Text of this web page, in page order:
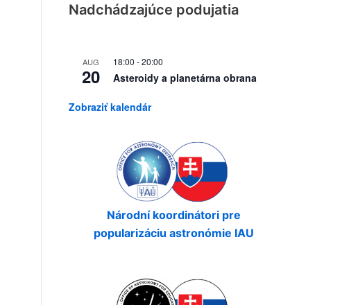
Nadchádzajúce podujatia
AUG
20
18:00 -20:00
Asteroidy a planetárna obrana
Zobraziť kalendár
Národní koordinátori pre
popularizáciu astronómie IAU